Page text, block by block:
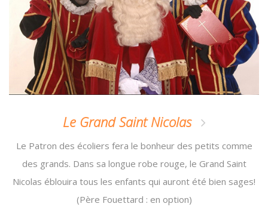
Le Grand Saint Nicolas
Le Patron des écoliers fera le bonheur des petits comme
des grands. Dans sa longue robe rouge, le Grand Saint
Nicolas éblouira tous les enfants qui auront été bien sages!
(Père Fouettard : en option)